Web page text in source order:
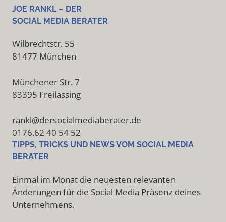
JOE RANKL – DER
SOCIAL MEDIA BERATER
Wilbrechtstr. 55
81477 München
Münchener Str. 7
83395 Freilassing
rankl@dersocialmediaberater.de
0176.62 40 54 52
TIPPS, TRICKS UND NEWS VOM SOCIAL MEDIA
BERATER
Einmal im Monat die neuesten relevanten
Änderungen für die Social Media Präsenz deines
Unternehmens.